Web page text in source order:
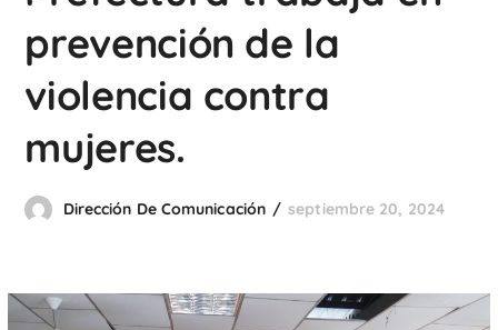
prevención de la
violencia contra
mujeres.
Dirección De Comunicación septiembre 20, 2024